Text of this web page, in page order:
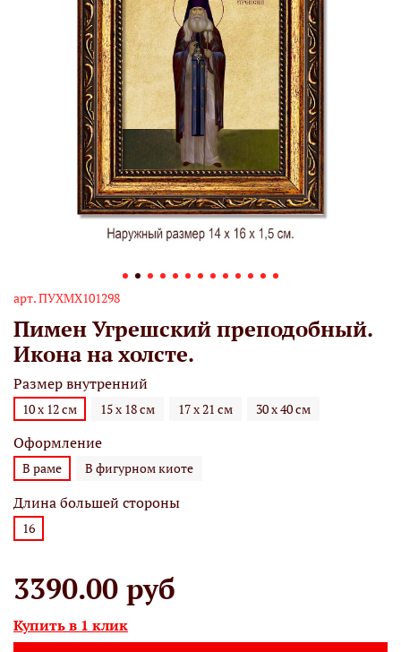
арт.ПУХМХ101298
Пимен Угрешский преподобный.
Икона на холсте.
Размер внутренний
10 х 12 см 15 х 18 см 17 х 21 см 30 х 40 см
Оформление
В раме В фигурном киоте
Длина большей стороны
16
3390.00 руб
Купить в 1 клик